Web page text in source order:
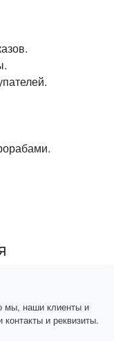
мы, наши клиенты и
и реквизиты.